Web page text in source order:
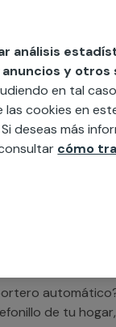
tu portero
el telefonillo
de tu
análisis
y otros
en tal
cookies en
deseas más
cómo